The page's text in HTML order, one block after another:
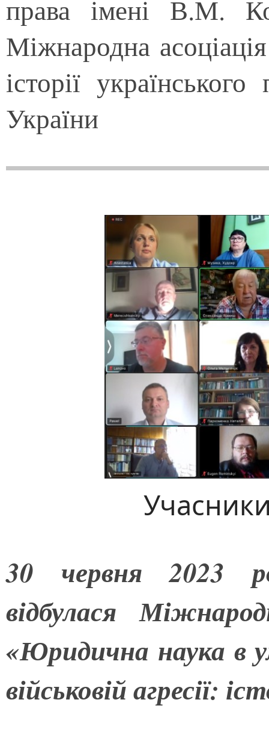
права імені В.М.
Міжнародна
історії
України
30 червня 2023
відбулася
«Юридична наука в
військовій агресії: